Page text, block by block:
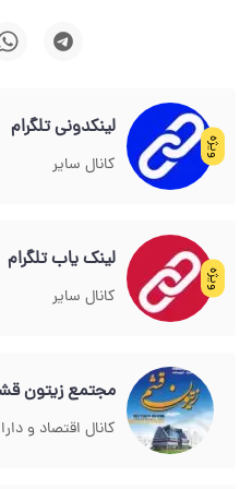
ویژه
لینکدونی تلگرام
کانال سایر
ویژه
لینک یاب تلگرام
کانال سایر
مجتمع زیتون
کانال اقتصاد و